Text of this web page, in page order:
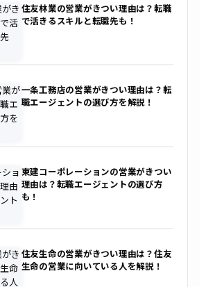
住友林業の営業がきつい理由は？転職
で活きるスキルと転職先も！
一条工務店の営業がきつい理由は？転
職エージェントの選び方を解説！
東建コーポレーションの営業がきつい
理由は？転職エージェントの選び方
も！
住友生命の営業がきつい理由は？住友
生命の営業に向いている人を解説！